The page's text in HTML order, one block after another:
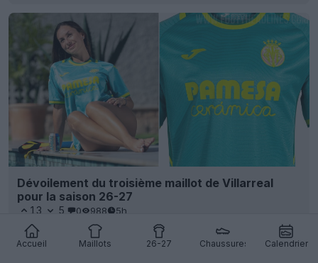
Accueil Maillots 26-27 Chaussures Calendrier
Dévoilement du troisième maillot de Villarreal
pour la saison 26-27
13 5 0 988 5h